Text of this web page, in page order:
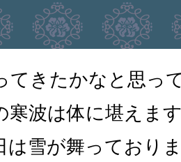
てきたかなと思っ
寒波は体に堪えま
は雪が舞っており